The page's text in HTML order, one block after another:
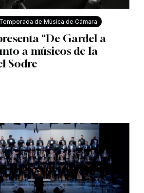
Temporada de Música de Cámara
“De Gardel a
a músicos de la
Sodre